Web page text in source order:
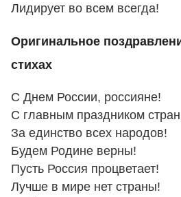
Лидирует во всем всегда!
Оригинальное
стихах
С Днем России, россияне!
С главным праздником
За единство всех народов!
Будем Родине верны!
Пусть Россия процветает!
Лучше в мире нет страны!